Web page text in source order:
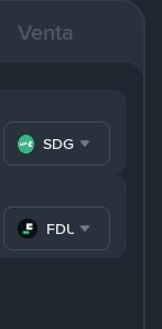
Venta
SDG
FDUSD